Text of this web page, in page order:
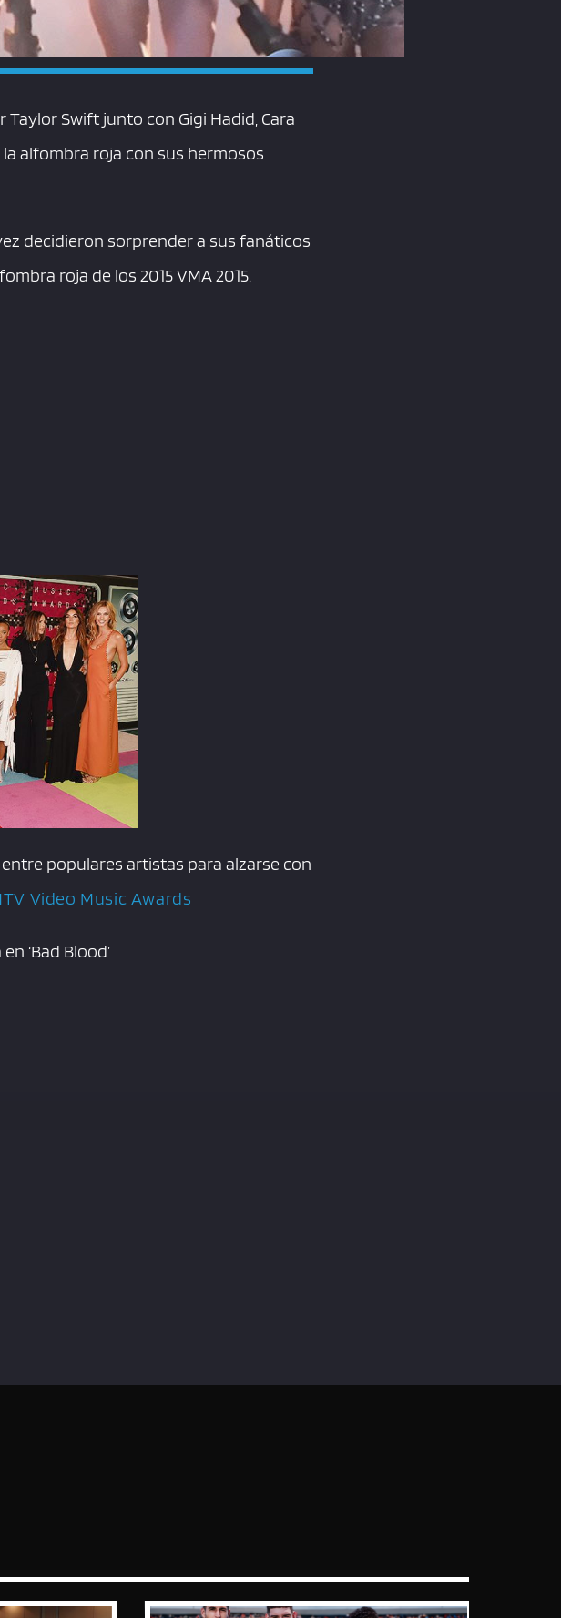
Taylor Swift junto con Gigi Hadid, Cara
alfombra roja con sus hermosos
decidieron sorprender a sus fanáticos
roja de los 2015 VMA 2015.
populares artistas para alzarse con
Video Music Awards
‘Bad Blood’